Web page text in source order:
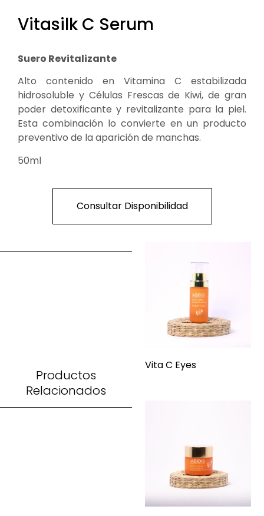
Vitasilk C Serum
Suero Revitalizante
Alto contenido en Vitamina C estabilizada
hidrosoluble y Células Frescas de Kiwi, de gran
poder detoxificante y revitalizante para la piel.
Esta combinación lo convierte en un producto
preventivo de la aparición de manchas.
50ml
Consultar Disponibilidad
Productos
Relacionados
Vita C Eyes